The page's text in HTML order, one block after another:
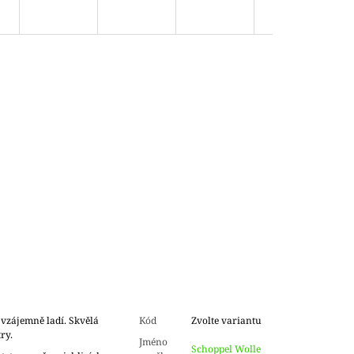
ladí. Skvělá
Kód
Zvolte variantu
Jméno
Schoppel Wolle